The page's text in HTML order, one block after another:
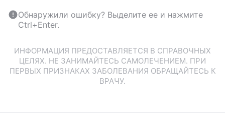
Обнаружили ошибку? Выделите ее и нажмите
Ctrl+Enter.
ИНФОРМАЦИЯ ПРЕДОСТАВЛЯЕТСЯ В СПРАВОЧНЫХ
ЦЕЛЯХ. НЕ ЗАНИМАЙТЕСЬ САМОЛЕЧЕНИЕМ. ПРИ
ПЕРВЫХ ПРИЗНАКАХ ЗАБОЛЕВАНИЯ ОБРАЩАЙТЕСЬ К
ВРАЧУ.